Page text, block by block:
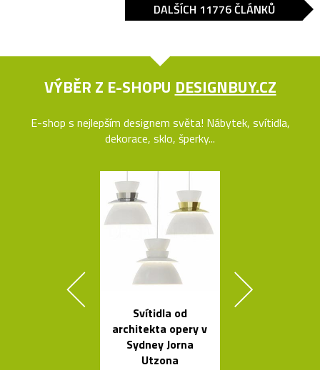
DALŠÍCH 11776 ČLÁNKŮ
VÝBĚR Z E-SHOPU DESIGNBUY.CZ
E-shop s nejlepším designem světa! Nábytek, svítidla,
dekorace, sklo, šperky...
Svítidla od
architekta opery v
Sydney Jorna
Utzona